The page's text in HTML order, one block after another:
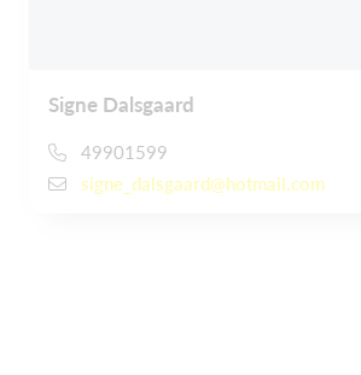
Signe Dalsgaard
49901599
signe_dalsgaard@hotmail.com